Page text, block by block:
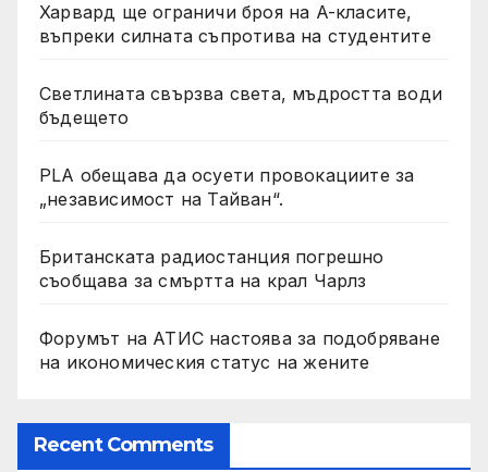
Харвард ще ограничи броя на A-класите,
въпреки силната съпротива на студентите
Светлината свързва света, мъдростта води
бъдещето
PLA обещава да осуети провокациите за
„независимост на Тайван“.
Британската радиостанция погрешно
съобщава за смъртта на крал Чарлз
Форумът на АТИС настоява за подобряване
на икономическия статус на жените
Recent Comments